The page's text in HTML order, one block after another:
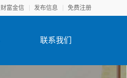
财富金信 发布信息 免费注册
联系我们